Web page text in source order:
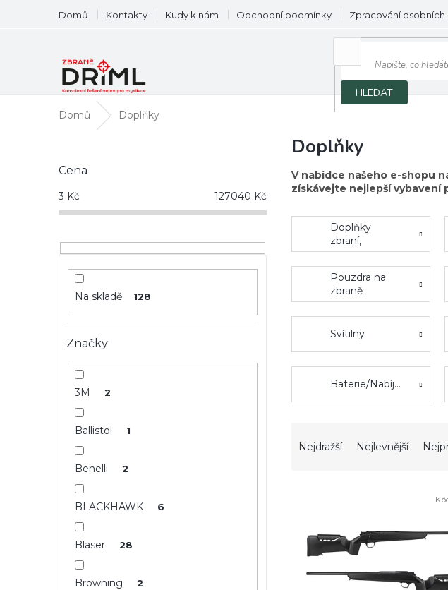
obsah
Domů Kontakty Kudy k nám Obchodní podmínky Zpracování osobních
HLEDAT
Domů Doplňky
s
t
r
n
Cena
3 Kč 127040 Kč
Na skladě 128
Značky
3M 2
Ballistol 1
Benelli 2
BLACKHAWK 6
Blaser 28
Browning 2
Doplňky
V nabídce našeho e-shopu
získávejte nejlepší vybavení
Doplňky
zbraní,
zásobníky,
pažby
Pouzdra na
zbraně
Svítilny
Baterie/Nabíječky
Nejdražší Nejlevnější